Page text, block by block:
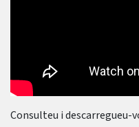
Consulteu i descarregueu-